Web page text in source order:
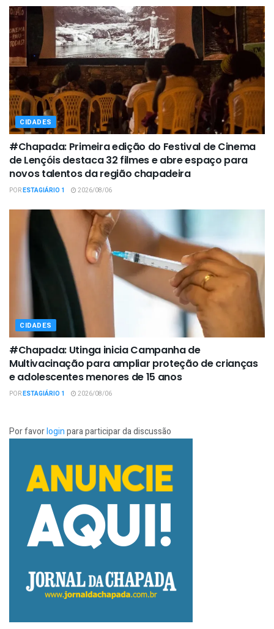
CIDADES
#Chapada: Primeira edição do Festival de Cinema
de Lençóis destaca 32 filmes e abre espaço para
novos talentos da região chapadeira
PORESTAGIÁRIO 1 2026/08/06
CIDADES
#Chapada: Utinga inicia Campanha de
Multivacinação para ampliar proteção de crianças
e adolescentes menores de 15 anos
PORESTAGIÁRIO 1 2026/08/06
Por favorloginpara participar da discussão